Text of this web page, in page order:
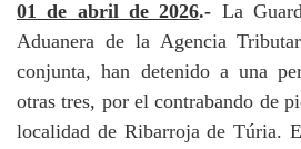
01 de abril de 2026.- La
Aduanera de la Agencia
conjunta, han detenido a una
otras tres, por el contrabando de
localidad de Ribarroja de Túria.